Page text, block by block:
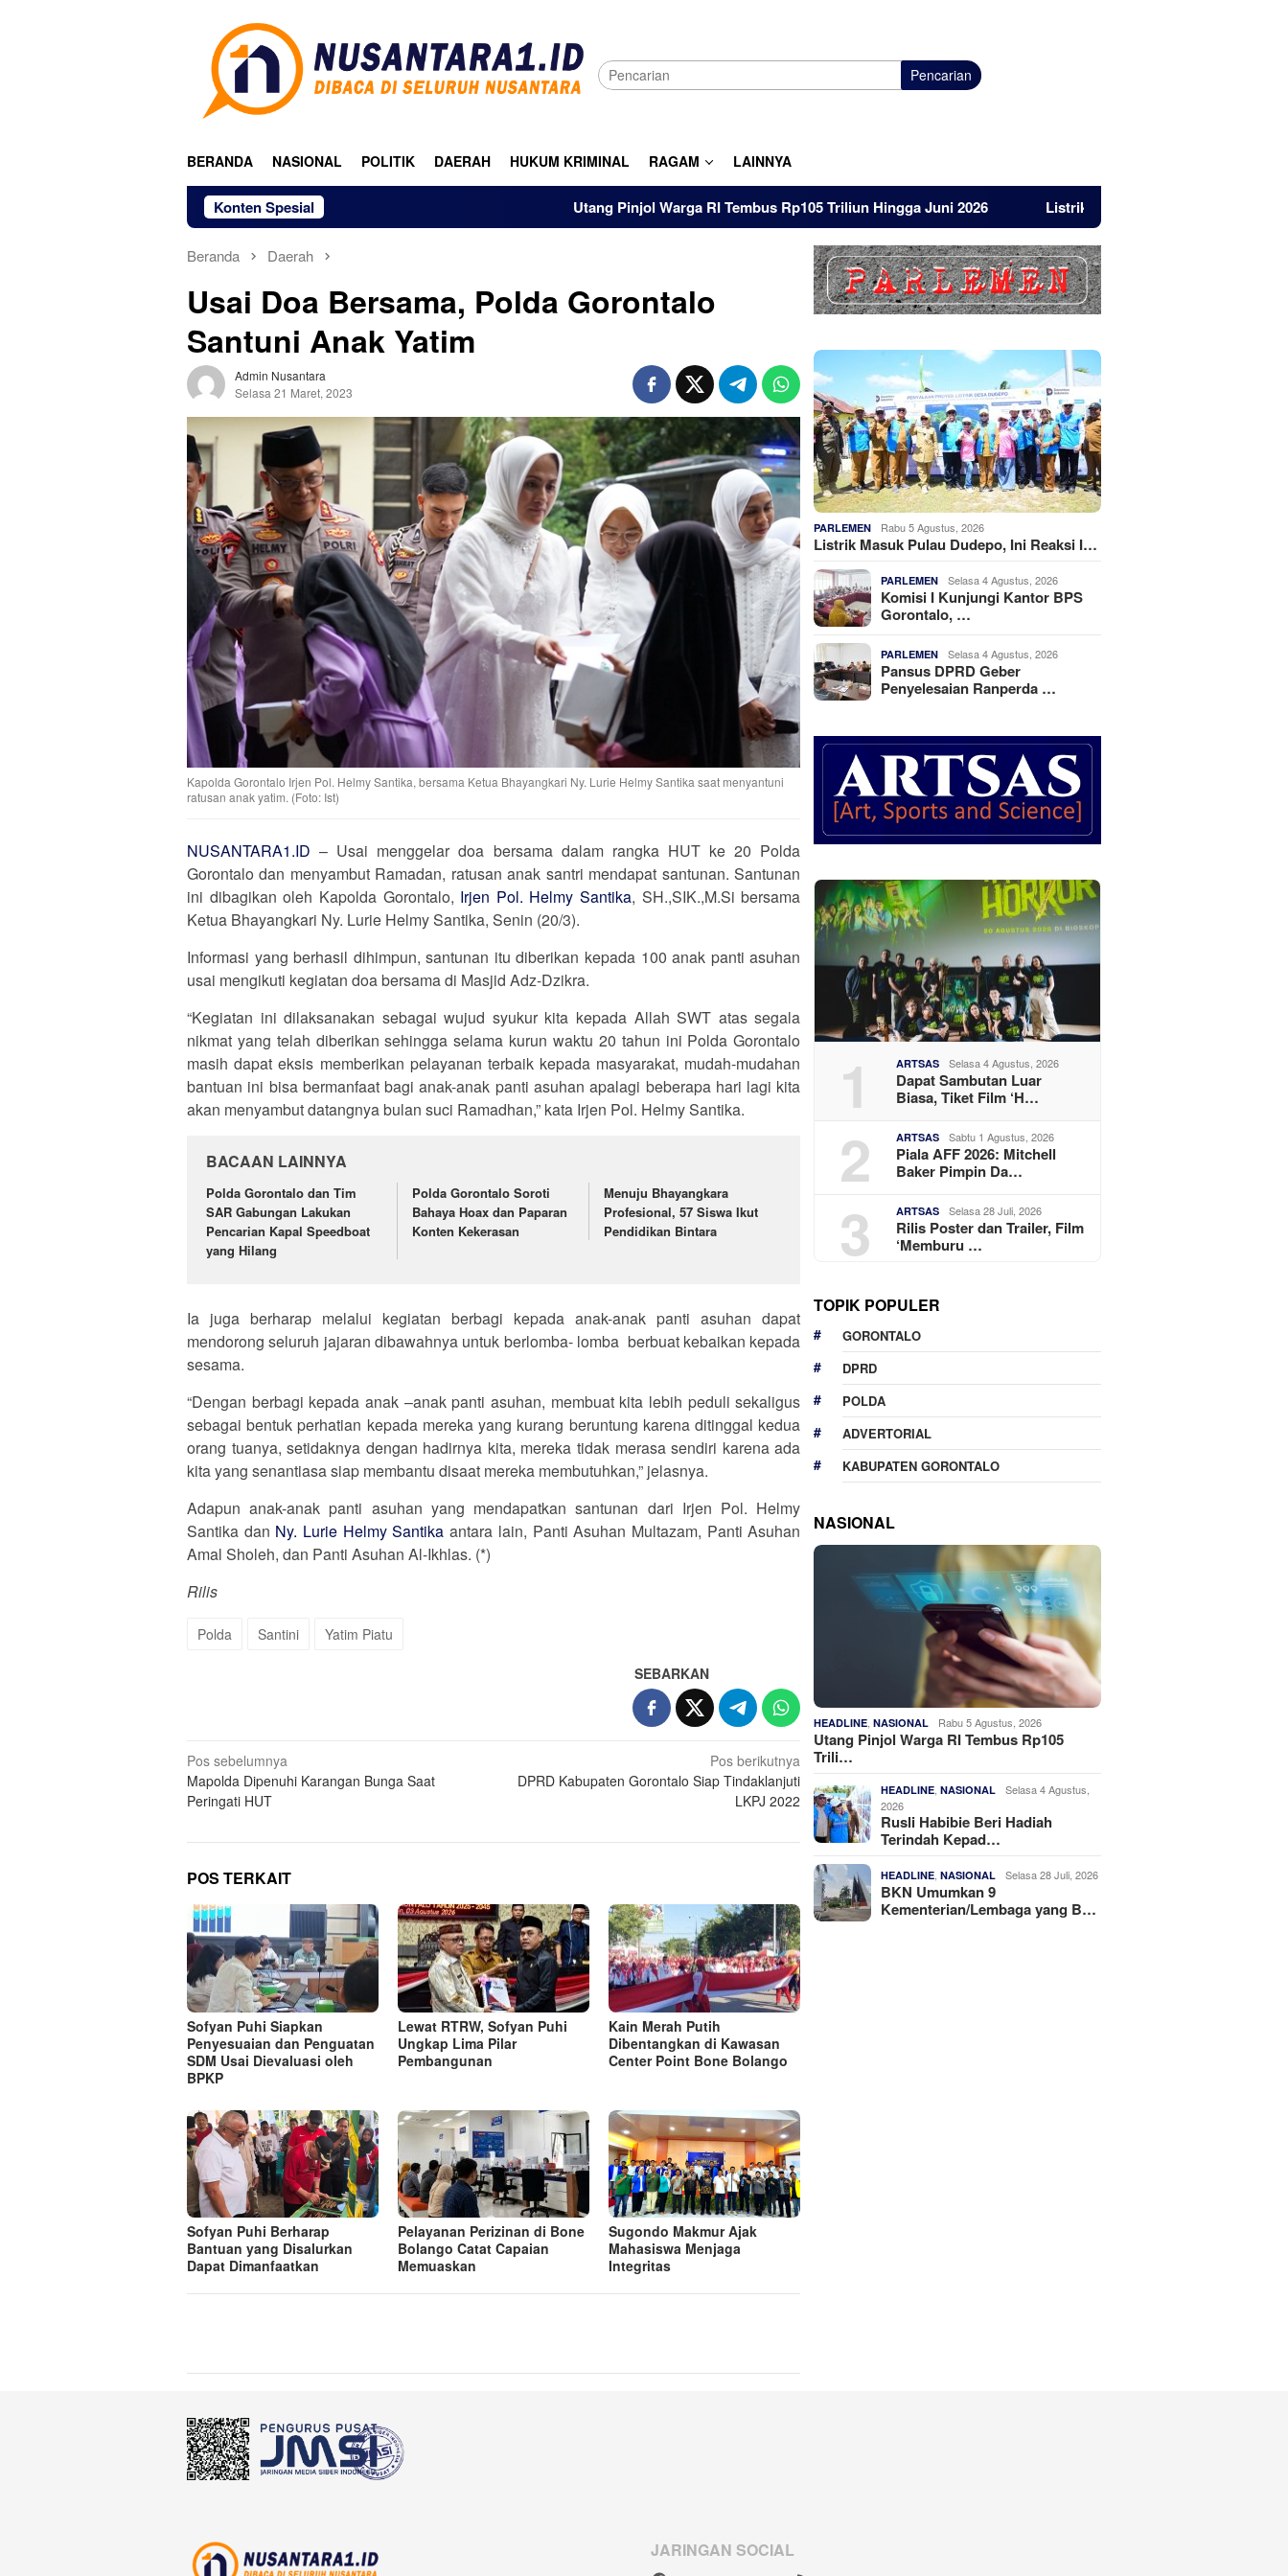
Pencarian
BERANDA NASIONAL POLITIK DAERAH HUKUM KRIMINAL RAGAM LAINNYA
Konten Spesial Utang Pinjol Warga RI Tembus Rp105 Triliun Hingga Juni 2026 Listrik Masuk Pulau Dudepo, Ini Reaksi Idrus
Beranda Daerah
Usai Doa Bersama, Polda Gorontalo
Santuni Anak Yatim
Admin Nusantara
Selasa 21 Maret, 2023
Kapolda Gorontalo Irjen Pol. Helmy Santika, bersama Ketua Bhayangkari Ny. Lurie Helmy Santika saat menyantuni
ratusan anak yatim. (Foto: Ist)
NUSANTARA1.ID – Usai menggelar doa bersama dalam rangka HUT ke 20 Polda
Gorontalo dan menyambut Ramadan, ratusan anak santri mendapat santunan. Santunan
ini dibagikan oleh Kapolda Gorontalo, Irjen Pol. Helmy Santika, SH.,SIK.,M.Si bersama
Ketua Bhayangkari Ny. Lurie Helmy Santika, Senin (20/3).
Informasi yang berhasil dihimpun, santunan itu diberikan kepada 100 anak panti asuhan
usai mengikuti kegiatan doa bersama di Masjid Adz-Dzikra.
“Kegiatan ini dilaksanakan sebagai wujud syukur kita kepada Allah SWT atas segala
nikmat yang telah diberikan sehingga selama kurun waktu 20 tahun ini Polda Gorontalo
masih dapat eksis memberikan pelayanan terbaik kepada masyarakat, mudah-mudahan
bantuan ini bisa bermanfaat bagi anak-anak panti asuhan apalagi beberapa hari lagi kita
akan menyambut datangnya bulan suci Ramadhan,” kata Irjen Pol. Helmy Santika.
BACAAN LAINNYA
Polda Gorontalo dan Tim
SAR Gabungan Lakukan
Pencarian Kapal Speedboat
yang Hilang
Polda Gorontalo Soroti
Bahaya Hoax dan Paparan
Konten Kekerasan
Menuju Bhayangkara
Profesional, 57 Siswa Ikut
Pendidikan Bintara
Ia juga berharap melalui kegiatan berbagi kepada anak-anak panti asuhan dapat
mendorong seluruh jajaran dibawahnya untuk berlomba- lomba berbuat kebaikan kepada
sesama.
“Dengan berbagi kepada anak –anak panti asuhan, membuat kita lebih peduli sekaligus
sebagai bentuk perhatian kepada mereka yang kurang beruntung karena ditinggal kedua
orang tuanya, setidaknya dengan hadirnya kita, mereka tidak merasa sendiri karena ada
kita yang senantiasa siap membantu disaat mereka membutuhkan,” jelasnya.
Adapun anak-anak panti asuhan yang mendapatkan santunan dari Irjen Pol. Helmy
Santika dan Ny. Lurie Helmy Santika antara lain, Panti Asuhan Multazam, Panti Asuhan
Amal Sholeh, dan Panti Asuhan Al-Ikhlas. (*)
Rilis
Polda Santini Yatim Piatu
SEBARKAN
Navigasi
pos
Pos sebelumnya
Mapolda Dipenuhi Karangan Bunga Saat
Peringati HUT
Pos berikutnya
DPRD Kabupaten Gorontalo Siap Tindaklanjuti
LKPJ 2022
POS TERKAIT
Sofyan Puhi Siapkan
Penyesuaian dan Penguatan
SDM Usai Dievaluasi oleh
BPKP
Lewat RTRW, Sofyan Puhi
Ungkap Lima Pilar
Pembangunan
Kain Merah Putih
Dibentangkan di Kawasan
Center Point Bone Bolango
Sofyan Puhi Berharap
Bantuan yang Disalurkan
Dapat Dimanfaatkan
Pelayanan Perizinan di Bone
Bolango Catat Capaian
Memuaskan
Sugondo Makmur Ajak
Mahasiswa Menjaga
Integritas
PARLEMEN Rabu 5 Agustus, 2026
Listrik Masuk Pulau Dudepo, Ini Reaksi I…
PARLEMEN Selasa 4 Agustus, 2026
Komisi I Kunjungi Kantor BPS
Gorontalo, …
PARLEMEN Selasa 4 Agustus, 2026
Pansus DPRD Geber
Penyelesaian Ranperda …
1 ARTSAS Selasa 4 Agustus, 2026
Dapat Sambutan Luar
Biasa, Tiket Film ‘H…
2 ARTSAS Sabtu 1 Agustus, 2026
Piala AFF 2026: Mitchell
Baker Pimpin Da…
3 ARTSAS Selasa 28 Juli, 2026
Rilis Poster dan Trailer, Film
‘Memburu …
TOPIK POPULER
GORONTALO
DPRD
POLDA
ADVERTORIAL
KABUPATEN GORONTALO
NASIONAL
HEADLINE ,NASIONAL Rabu 5 Agustus, 2026
Utang Pinjol Warga RI Tembus Rp105
Trili…
HEADLINE ,NASIONAL
Selasa 4 Agustus,
2026
Rusli Habibie Beri Hadiah
Terindah Kepad…
HEADLINE ,NASIONAL Selasa 28 Juli, 2026
BKN Umumkan 9
Kementerian/Lembaga yang B…
JARINGAN SOCIAL